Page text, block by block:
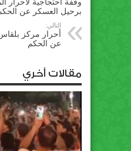
وقفة احتجاجية لأحرار
برحيل العسكر عن
التالي:
أحرار مركز
عن الحكم
مقالات أخري